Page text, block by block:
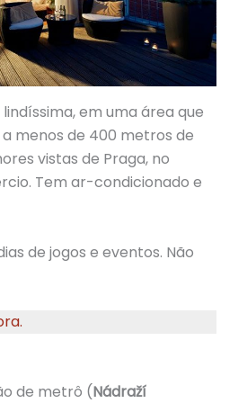
em uma área que
menos de 400 metros de
vistas de Praga, no
Tem ar-condicionado e
de jogos e eventos. Não
de metrô (Nádraží